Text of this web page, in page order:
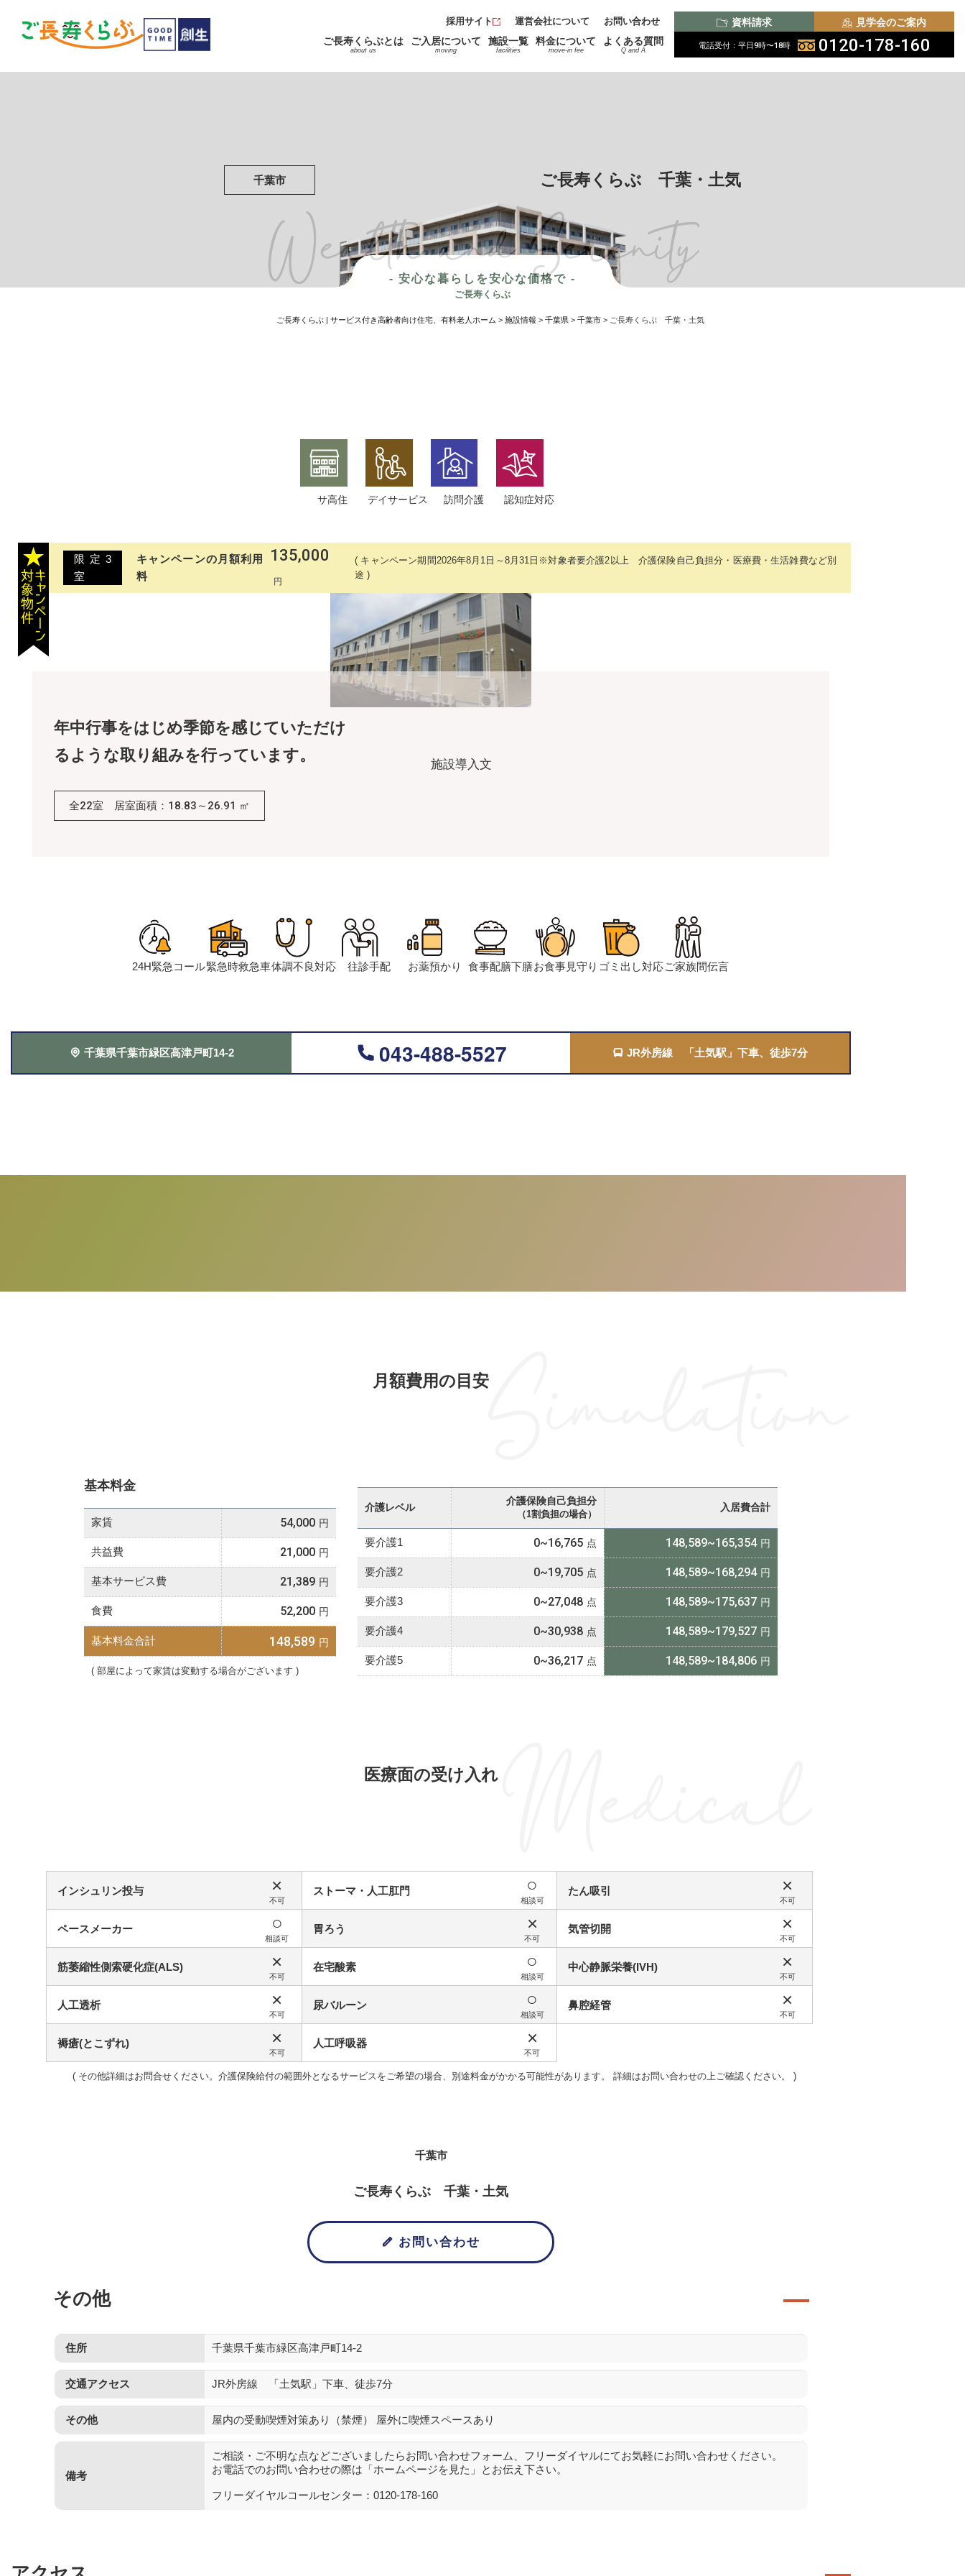
採用サイト 運営会社について お問い合わせ
ご長寿くらぶとは
about us
ご入居について
moving
施設一覧
facilities
料金について
move-in fee
よくある質問
Q and A
資料請求 見学会のご案内
電話受付：平日9時〜18時 0120-178-160
千葉市 ご長寿くらぶ 千葉・土気
WealthandSerenity
- 安心な暮らしを安心な価格で -
ご長寿くらぶ
ご長寿くらぶ | サービス付き高齢者向け住宅、有料老人ホーム > 施設情報 > 千葉県> 千葉市> ご長寿くらぶ 千葉・土気
サ高住 デイサービス 訪問介護 認知症対応
限定 3
室
キャンペーンの月額利用
料
135,000
キャンペーン期間2026年8月1日～8月31日※対象者要介護2以上 介護保険自己負担分・医療費・生活雑費など別
途
年中行事をはじめ季節を感じていただけ
るような取り組みを行っています。
全22室 居室面積： 18.83～26.91 ㎡
施設導入文
24H緊急コール緊急時救急車体調不良対応 往診手配 お薬預かり 食事配膳下膳お食事見守り ゴミ出し対応ご家族間伝言
千葉県千葉市緑区高津戸町14-2 043-488-5527 JR外房線 「土気駅」下車、徒歩7分
月額費用の目安
基本料金
家賃 54,000
共益費 21,000
基本サービス費 21,389
食費 52,200
基本料金合計 148,589
部屋によって家賃は変動する場合がございます
介護レベル
介護保険自己負担分
（1割負担の場合）
入居費合計
要介護1 0~16,765 148,589~165,354
要介護2 0~19,705 148,589~168,294
要介護3 0~27,048 148,589~175,637
要介護4 0~30,938 148,589~179,527
要介護5 0~36,217 148,589~184,806
医療面の受け入れMedical
インシュリン投与 ×
不可
ストーマ・人工肛門 ○
相談可
たん吸引 ×
不可
ペースメーカー ○
相談可
胃ろう ×
不可
気管切開 ×
不可
筋萎縮性側索硬化症(ALS) ×
不可
在宅酸素 ○
相談可
中心静脈栄養(IVH) ×
不可
人工透析 ×
不可
尿バルーン ○
相談可
鼻腔経管 ×
不可
褥瘡(とこずれ) ×
不可
人工呼吸器 ×
不可
その他詳細はお問合せください。介護保険給付の範囲外となるサービスをご希望の場合、別途料金がかかる可能性があります。 詳細はお問い合わせの上ご確認ください。
千葉市
ご長寿くらぶ 千葉・土気
お問い合わせ
その他
住所 千葉県千葉市緑区高津戸町14-2
交通アクセス JR外房線 「土気駅」下車、徒歩7分
その他 屋内の受動喫煙対策あり（禁煙） 屋外に喫煙スペースあり
備考
ご相談・ご不明な点などございましたらお問い合わせフォーム、フリーダイヤルにてお気軽にお問い合わせください。
お電話でのお問い合わせの際は「ホームページを見た」とお伝え下さい。
フリーダイヤルコールセンター：0120-178-160